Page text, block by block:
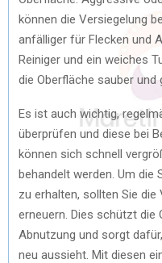
können die Versiegelung
anfälliger für Flecken und
Reiniger und ein weiches
die Oberfläche sauber und
Es ist auch wichtig,
überprüfen und diese bei
können sich schnell
behandelt werden. Um
zu erhalten, sollten Sie die
erneuern. Dies schützt die
Abnutzung und sorgt
neu aussieht. Mit diesen